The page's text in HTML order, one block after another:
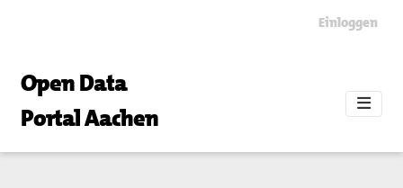
Einloggen
Open Data
Portal Aachen